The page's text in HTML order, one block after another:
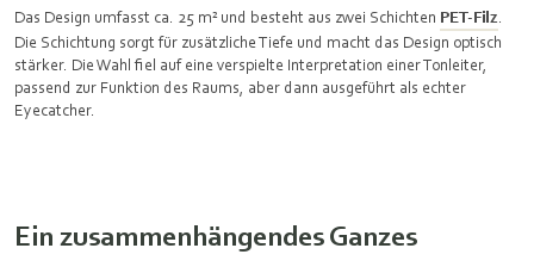
Das Design umfasst ca. 25 m² und besteht aus zwei Schichten PET‑Filz
Die Schichtung sorgt für zusätzliche Tiefe und macht das Design optisch
stärker. Die Wahl fiel auf eine verspielte Interpretation einer Tonleiter,
passend zur Funktion des Raums, aber dann ausgeführt als echter
Eyecatcher.
Ein zusammenhängendes Ganzes